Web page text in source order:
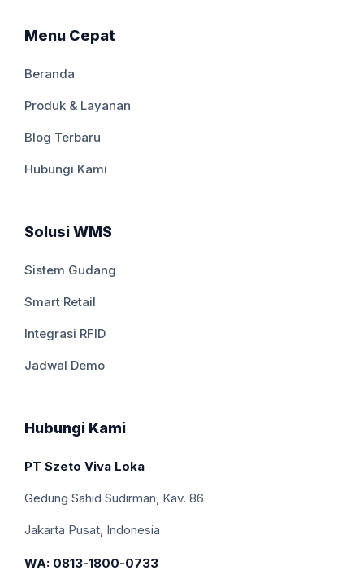
Menu Cepat
Beranda
Produk & Layanan
Blog Terbaru
Hubungi Kami
Solusi WMS
Sistem Gudang
Smart Retail
Integrasi RFID
Jadwal Demo
Hubungi Kami
PT Szeto Viva Loka
Gedung Sahid Sudirman, Kav. 86
Jakarta Pusat, Indonesia
WA: 0813-1800-0733